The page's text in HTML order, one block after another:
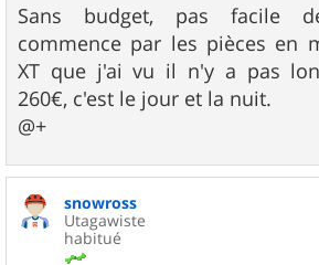
s
s
a
g
e
Sans budget, pas facile
commence par les pièces en
XT que j'ai vu il n'y a pas
260€, c'est le jour et la nuit.
@+
snowross
Utagawiste
habitué